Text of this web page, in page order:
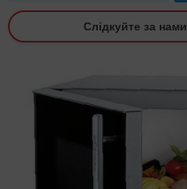
Слідкуйте за нами